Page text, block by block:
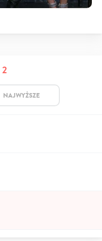
2
NAJWYŻSZE